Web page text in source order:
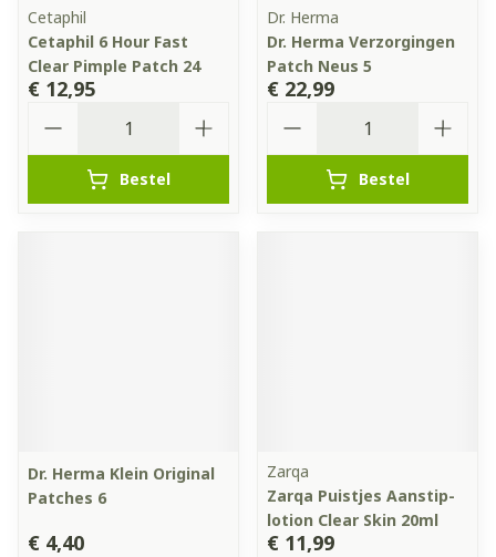
Cetaphil
Cetaphil 6 Hour Fast
Clear Pimple Patch 24
€ 12,95
Bestel
Dr. Herma
Dr. Herma Verzorgingen
Patch Neus 5
€ 22,99
Bestel
Dr. Herma Klein Original
Patches 6
€ 4,40
Zarqa
Zarqa Puistjes Aanstip-
lotion Clear Skin 20ml
€ 11,99